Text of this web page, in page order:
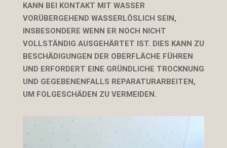
KANN BEI KONTAKT MIT WASSER
VORÜBERGEHEND WASSERLÖSLICH SEIN,
INSBESONDERE WENN ER NOCH NICHT
VOLLSTÄNDIG AUSGEHÄRTET IST. DIES KANN ZU
BESCHÄDIGUNGEN DER OBERFLÄCHE FÜHREN
UND ERFORDERT EINE GRÜNDLICHE TROCKNUNG
UND GEGEBENENFALLS REPARATURARBEITEN,
UM FOLGESCHÄDEN ZU VERMEIDEN.